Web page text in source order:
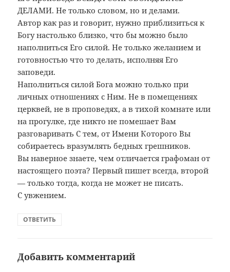
ДЕЛАМИ. Не только словом, но и делами.
Автор как раз и говорит, нужно приблизиться к
Богу настолько близко, что бы можно было
наполниться Его силой. Не только желанием и
готовностью что то делать, исполняя Его
заповеди.
Наполниться силой Бога можно только при
личных отношениях с Ним. Не в помещениях
церквей, не в проповедях, а в тихой комнате или
на прогулке, где никто не помешает Вам
разговаривать С тем, от Имени Которого Вы
собираетесь вразумлять бедных грешников.
Вы наверное знаете, чем отличается графоман от
настоящего поэта? Первый пишет всегда, второй
— только тогда, когда не может не писать.
С увжением.
ОТВЕТИТЬ
Добавить комментарий